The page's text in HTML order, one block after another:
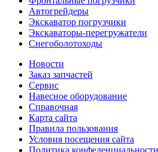
Автогрейдеры
Экскаватор погрузчики
Экскаваторы-перегружатели
Снегоболотоходы
Новости
Заказ запчастей
Сервис
Навесное оборудование
Справочная
Карта сайта
Правила пользования
Условия посещения сайта
Политика конфеденциальности